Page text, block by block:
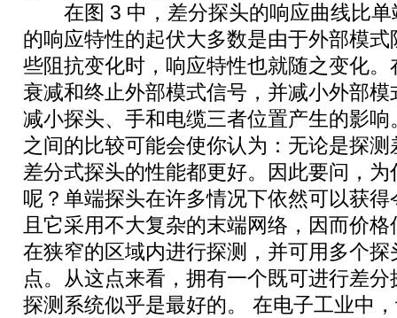
在图 3 中，差分探头的响应曲线比单
的响应特性的起伏大多数是由于外部模
些阻抗变化时，响应特性也就随之变化
衰减和终止外部模式信号，并减小外部
减小探头、手和电缆三者位置产生的影
之间的比较可能会使你认为：无论是探
差分式探头的性能都更好。因此要问，
呢？单端探头在许多情况下依然可以获
且它采用不大复杂的末端网络，因而价
在狭窄的区域内进行探测，并可用多个
点。从这点来看，拥有一个既可进行差
探测系统似乎是最好的。 在电子工业中